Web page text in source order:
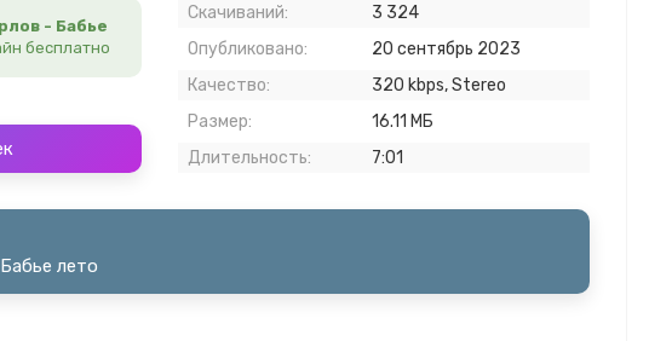
- Бабье
бесплатно
Скачиваний:
3 324
Опубликовано:
20 сентябрь 2023
Качество:
320 kbps, Stereo
Размер:
16.11 МБ
Длительность:
7:01
лето